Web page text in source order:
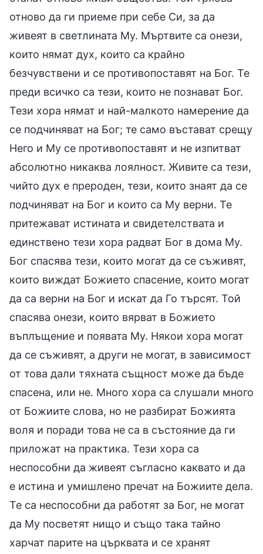
отново да ги приеме при себе Си, за да
живеят в светлината Му. Мъртвите са онези,
които нямат дух, които са крайно
безчувствени и се противопоставят на Бог. Те
преди всичко са тези, които не познават Бог.
Тези хора нямат и най-малкото намерение да
се подчиняват на Бог; те само въстават срещу
Него и Му се противопоставят и не изпитват
абсолютно никаква лоялност. Живите са тези,
чийто дух е прероден, тези, които знаят да се
подчиняват на Бог и които са Му верни. Те
притежават истината и свидетелствата и
единствено тези хора радват Бог в дома Му.
Бог спасява тези, които могат да се съживят,
които виждат Божието спасение, които могат
да са верни на Бог и искат да Го търсят. Той
спасява онези, които вярват в Божието
въплъщение и появата Му. Някои хора могат
да се съживят, а други не могат, в зависимост
от това дали тяхната същност може да бъде
спасена, или не. Много хора са слушали много
от Божиите слова, но не разбират Божията
воля и поради това не са в състояние да ги
приложат на практика. Тези хора са
неспособни да живеят съгласно каквато и да
е истина и умишлено пречат на Божиите дела.
Те са неспособни да работят за Бог, не могат
да Му посветят нищо и също така тайно
харчат парите на църквата и се хранят